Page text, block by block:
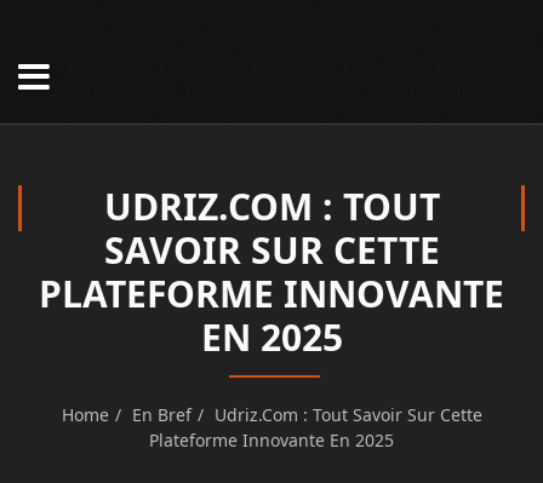
UDRIZ.COM : TOUT
SAVOIR SUR CETTE
PLATEFORME INNOVANTE
EN 2025
Home En Bref
Udriz.com : Tout Savoir Sur Cette
Plateforme Innovante En 2025